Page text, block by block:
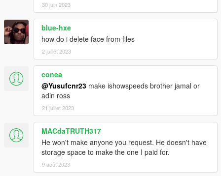
30 juin 2023
blue-hxe
how do i delete face from files
2 juillet 2023
conea
@Yusufcnr23 make ishowspeeds brother jamal or
adin ross
21 juillet 2023
MACdaTRUTH317
He won't make anyone you request. He doesn't have
storage space to make the one I paid for.
9 août 2023